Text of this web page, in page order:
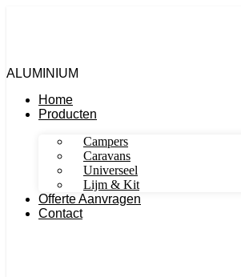
ALUMINIUM
Home
Producten
Campers
Caravans
Universeel
Lijm & Kit
Offerte Aanvragen
Contact